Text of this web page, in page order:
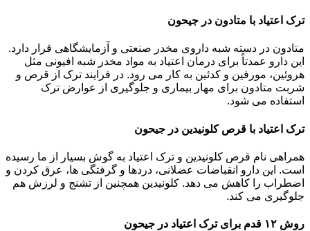
ترک اعتیاد با متادون در جیحون
متادون در دسته شبه داروی مخدر صنعتی و آزمایشگاهی قرار دارد.
این دارو عمدتاً برای درمان اعتیاد به مواد مخدر شبه افیونی مثل
هروئین، مورفین و کدئین به کار می رود. در فرایند ترک از قرص و
شربت متادون برای مهار بیماری و جلوگیری از عوارض ترک
استفاده می شود.
ترک اعتیاد با قرص کلونیدین در جیحون
همراهی نام قرص کلونیدین و ترک اعتیاد به گوش بسیار از ما رسیده
است. این دارو انقباضات عضلانی، دردها و گرفتگی ها، عرق کردن و
اضطراب را کاهش می دهد. کلونیدین همچنین از تشنج و لرزش هم
جلوگیری می کند.
روش ۱۲ قدم برای ترک اعتیاد در جیحون